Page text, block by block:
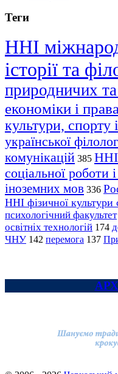
Теги
ННІ
історії та
природничих
економіки і права
культури, спорту
української
комунікацій 385 ННІ
соціальної роботи
іноземних мов 336
ННІ фізичної культури
психологічний факультет
освітніх технологій 174
ЧНУ 142 перемога 137